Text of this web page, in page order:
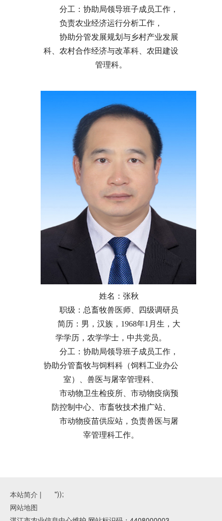
分工：协助局领导班子成员工作，
负责农业经济运行分析工作，
协助分管发展规划与乡村产业发展
科、农村合作经济与改革科、农田建设
管理科。
姓名：张秋
职级： 总畜牧兽医师、四级调研员
简历：男，汉族，1968年1月生，大
学学历，农学学士，中共党员。
分工：协助局领导班子成员工作，
协助分管畜牧与饲料科（饲料工业办公
室）、兽医与屠宰管理科、
市动物卫生检疫所、市动物疫病预
防控制中心、市畜牧技术推广站、
市动物疫苗供应站，负责兽医与屠
宰管理科工作。
"));
本站简介 |
网站地图